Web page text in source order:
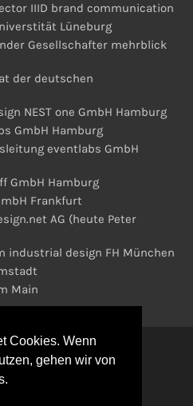
Cookies. Wenn
gehen wir von
IIID brand communication
Lüneburg
Gesellschafter mehrblick
der deutschen
NEST one GmbH Hamburg
GmbH Hamburg
eventlabs GmbH
GmbH Hamburg
Frankfurt
AG (heute Peter
industrial design FH München
Main